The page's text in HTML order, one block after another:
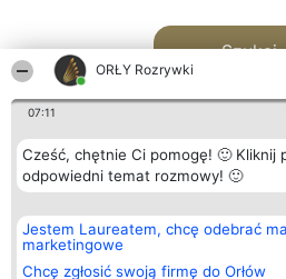
ORŁY Rozrywki
07:11
Cześć, chętnie Ci pomogę! 🙂 Kliknij
odpowiedni temat rozmowy! 🙂
Jestem Laureatem, chcę odebrać
marketingowe
Chcę zgłosić swoją firmę do Orłów
Szukaj
Organizator plebiscytu
Bright Side Solutions sp. z o.
o. sp. k.
ul. Ruska 22
Plebiscyt
Laureaci
wszystkich